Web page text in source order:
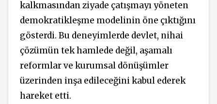
kalkmasından ziyade çatışmayı yöneten
demokratikleşme modelinin öne çıktığını
gösterdi. Bu deneyimlerde devlet, nihai
çözümün tek hamlede değil, aşamalı
reformlar ve kurumsal dönüşümler
üzerinden inşa edileceğini kabul ederek
hareket etti.